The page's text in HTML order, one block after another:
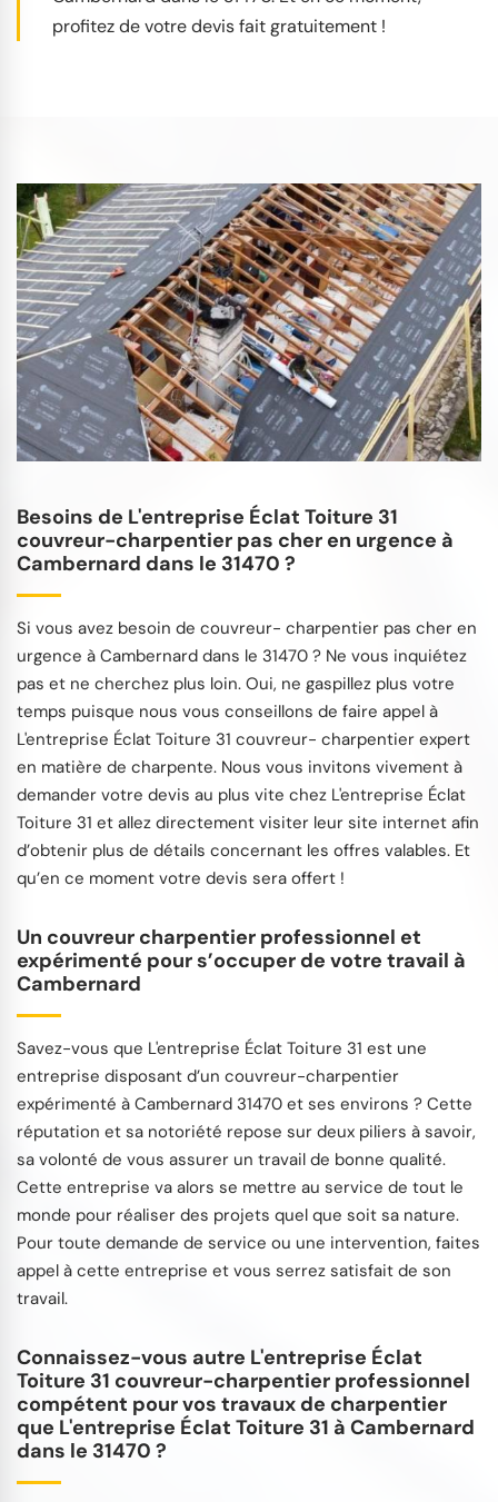
profitez de votre devis fait gratuitement !
Besoins de L'entreprise Éclat Toiture 31
couvreur-charpentier pas cher en urgence à
Cambernard dans le 31470 ?
Si vous avez besoin de couvreur- charpentier pas cher en
urgence à Cambernard dans le 31470 ? Ne vous inquiétez
pas et ne cherchez plus loin. Oui, ne gaspillez plus votre
temps puisque nous vous conseillons de faire appel à
L'entreprise Éclat Toiture 31 couvreur- charpentier expert
en matière de charpente. Nous vous invitons vivement à
demander votre devis au plus vite chez L'entreprise Éclat
Toiture 31 et allez directement visiter leur site internet afin
d’obtenir plus de détails concernant les offres valables. Et
qu’en ce moment votre devis sera offert !
Un couvreur charpentier professionnel et
expérimenté pour s’occuper de votre travail à
Cambernard
Savez-vous que L'entreprise Éclat Toiture 31 est une
entreprise disposant d’un couvreur-charpentier
expérimenté à Cambernard 31470 et ses environs ? Cette
réputation et sa notoriété repose sur deux piliers à savoir,
sa volonté de vous assurer un travail de bonne qualité.
Cette entreprise va alors se mettre au service de tout le
monde pour réaliser des projets quel que soit sa nature.
Pour toute demande de service ou une intervention, faites
appel à cette entreprise et vous serrez satisfait de son
travail.
Connaissez-vous autre L'entreprise Éclat
Toiture 31 couvreur-charpentier professionnel
compétent pour vos travaux de charpentier
que L'entreprise Éclat Toiture 31 à Cambernard
dans le 31470 ?